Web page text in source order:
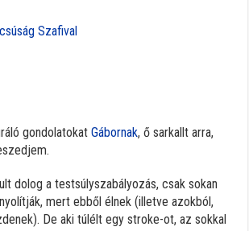
Szafival
gondolatokatGábornak, ő sarkallt arra,
dolog a testsúlyszabályozás, csak sokan
mert ebből élnek (illetve azokból,
De aki túlélt egy stroke-ot, az sokkal